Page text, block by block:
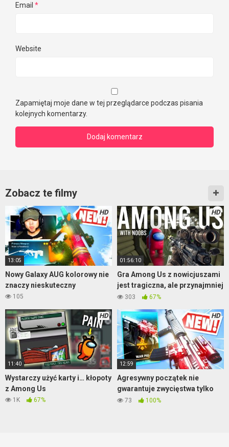
Email *
Website
Zapamiętaj moje dane w tej przeglądarce podczas pisania
kolejnych komentarzy.
Zobacz te filmy
HD
13:05
Nowy Galaxy AUG kolorowy nie
znaczy nieskuteczny
105
HD
01:56:10
Gra Among Us z nowicjuszami
jest tragiczna, ale przynajmniej
jest wesoło
303 67%
HD
11:40
Wystarczy użyć karty i… kłopoty
z Among Us
1K 67%
HD
12:59
Agresywny początek nie
gwarantuje zwycięstwa tylko
sporo killi
Warzone
73 100%